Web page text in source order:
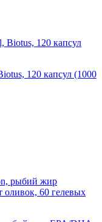
120 капсул (1000